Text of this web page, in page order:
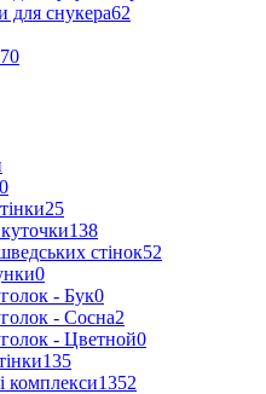
для снукера62
25
138
стінок52
0
- Бук0
- Сосна2
- Цветной0
135
комплекси1352